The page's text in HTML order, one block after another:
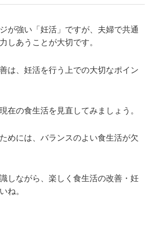
が強い「妊活」ですが、夫婦で共通
しあうことが大切です。
は、妊活を行う上での大切なポイン
在の食生活を見直してみましょう。
めには、バランスのよい食生活が欠
しながら、楽しく食生活の改善・妊
ね。